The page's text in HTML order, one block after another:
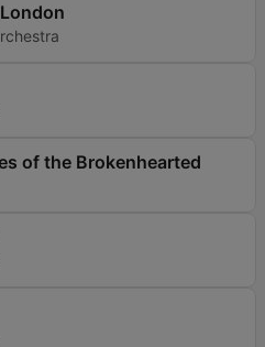
of the Brokenhearted